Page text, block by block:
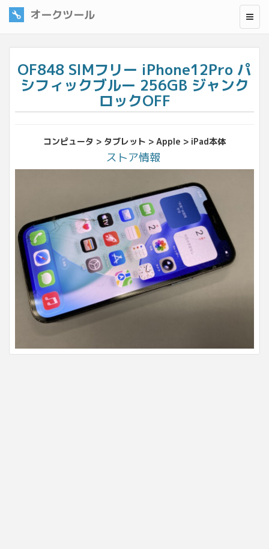
オークツール
OF848 SIMフリー iPhone12Pro パ
シフィックブルー 256GB ジャンク
ロックOFF
コンピュータ > タブレット > Apple > iPad本体
ストア情報